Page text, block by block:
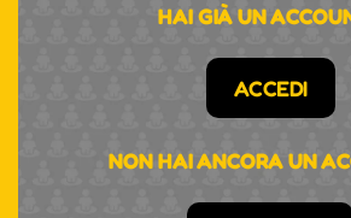
HAI GIÀ UN
ACCEDI
NON HAI ANCORA UN